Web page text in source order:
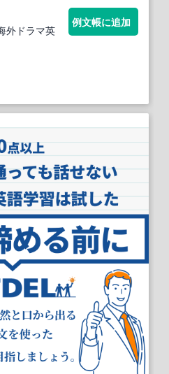
外ドラマ英
例文帳に追加